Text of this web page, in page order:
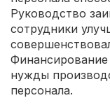
Руководство
сотрудники
Финансирование
нужды
персонала.